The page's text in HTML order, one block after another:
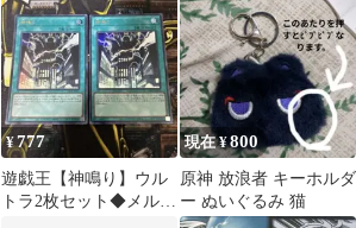
¥777
遊戯王【神鳴り】ウル
トラ2枚セット◆メルカ
現在 ¥800
原神 放浪者 キーホルダ
ー ぬいぐるみ 猫